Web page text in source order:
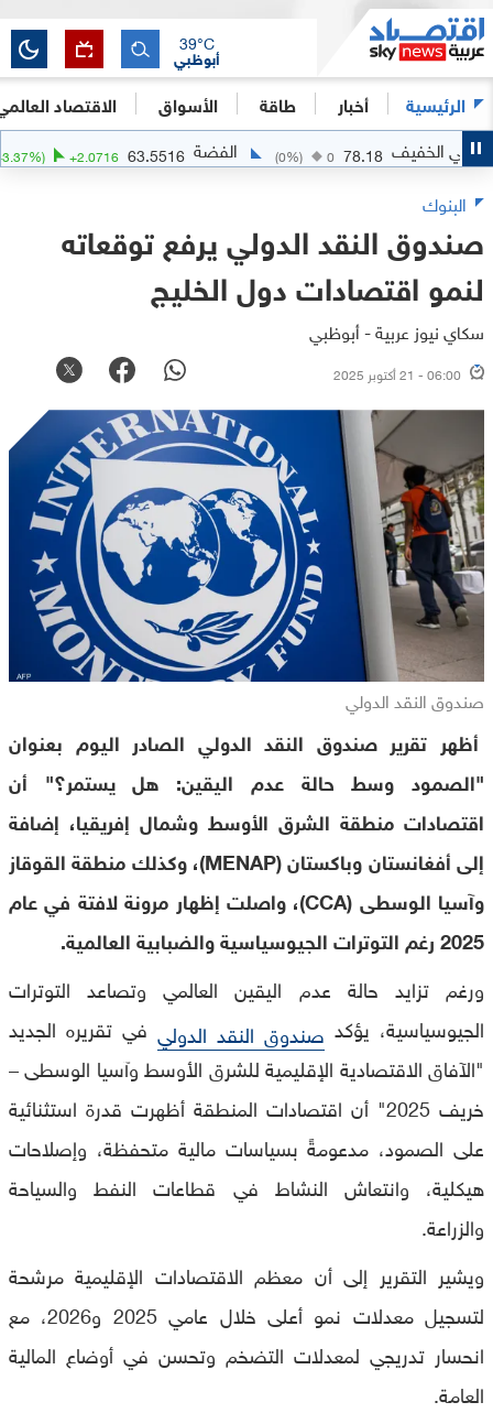
الرئيسية أخبار طاقة الأسواق الاقتصاد
أبوظبي
39°C
78.18
0
(0%) الفضة 63.5516
+2.0716
(+3.37%)
البنوك
صندوق النقد الدولي يرفع توقعاته
لنمو اقتصادات دول الخليج
سكاي نيوز عربية - أبوظبي
06:00 - 21 أكتوبر 2025
صندوق النقد الدولي
أظهر تقرير صندوق النقد الدولي الصادر اليوم بعنوان
"الصمود وسط حالة عدم اليقين: هل يستمر؟" أن
اقتصادات منطقة الشرق الأوسط وشمال إفريقيا، إضافة
إلى أفغانستان وباكستان (MENAP)، وكذلك منطقة القوقاز
وآسيا الوسطى (CCA)، واصلت إظهار مرونة لافتة في عام
2025 رغم التوترات الجيوسياسية والضبابية العالمية.
ورغم تزايد حالة عدم اليقين العالمي وتصاعد التوترات
الجيوسياسية، يؤكد صندوق النقد الدولي في تقريره الجديد
"الآفاق الاقتصادية الإقليمية للشرق الأوسط وآسيا الوسطى –
خريف 2025" أن اقتصادات المنطقة أظهرت قدرة استثنائية
على الصمود، مدعومةً بسياسات مالية متحفظة، وإصلاحات
هيكلية، وانتعاش النشاط في قطاعات النفط والسياحة
والزراعة.
ويشير التقرير إلى أن معظم الاقتصادات الإقليمية مرشحة
لتسجيل معدلات نمو أعلى خلال عامي 2025 و2026، مع
انحسار تدريجي لمعدلات التضخم وتحسن في أوضاع المالية
العامة.